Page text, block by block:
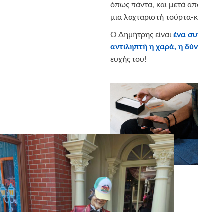
όπως πάντα, και μετά
μια λαχταριστή τούρτα-
Ο Δημήτρης είναι ένα
αντιληπτή η χαρά, η
ευχής του!